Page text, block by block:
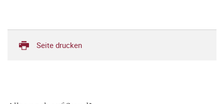
Seite drucken